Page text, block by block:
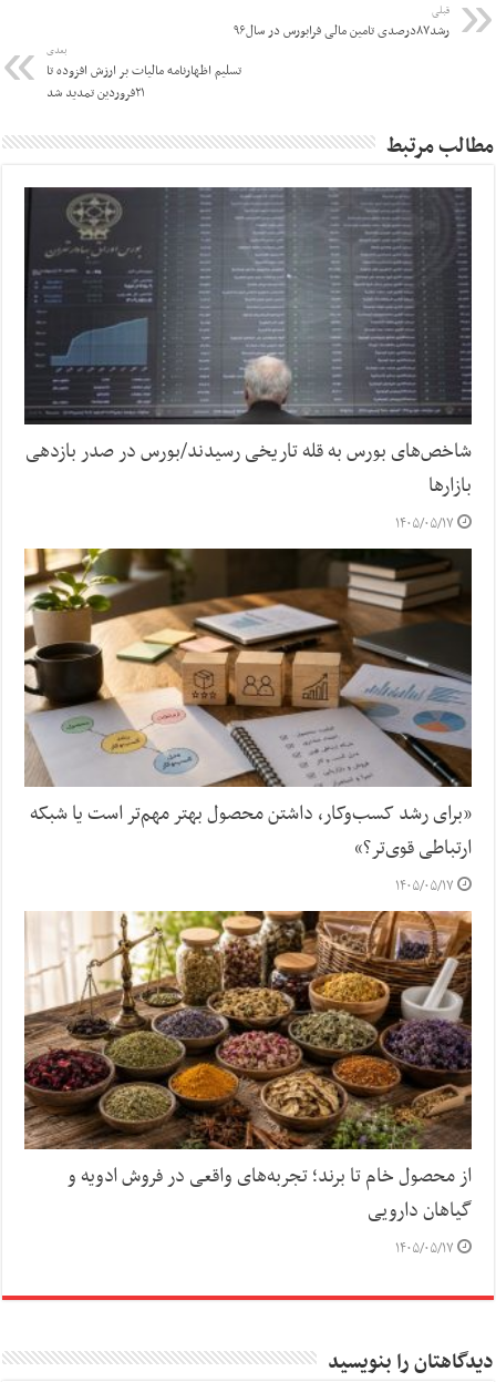
قبلی
رشد۸۷درصدی تامین مالی فرابورس در سال۹۶
بعدی
تسلیم اظهارنامه مالیات بر ارزش افزوده تا
۲۱فروردین تمدید شد
مطالب مرتبط
شاخص‌های بورس به قله تاریخی رسیدند/بورس در صدر بازدهی
بازارها
۱۴۰۵/۰۵/۱۷
«برای رشد کسب‌وکار، داشتن محصول بهتر مهم‌تر است یا شبکه
ارتباطی قوی‌تر؟»
۱۴۰۵/۰۵/۱۷
از محصول خام تا برند؛ تجربه‌های واقعی در فروش ادویه و
گیاهان دارویی
۱۴۰۵/۰۵/۱۷
دیدگاهتان را بنویسید